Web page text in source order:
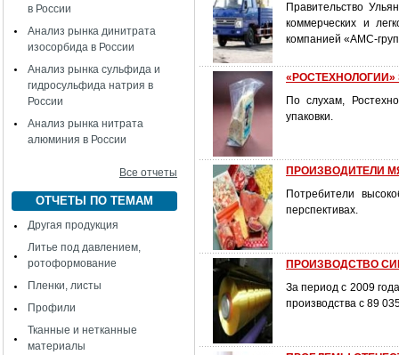
в России
Анализ рынка динитрата
изосорбида в России
Анализ рынка сульфида и
гидросульфида натрия в
России
Анализ рынка нитрата
алюминия в России
Все отчеты
ОТЧЕТЫ ПО ТЕМАМ
Другая продукция
Литье под давлением,
ротоформование
Пленки, листы
Профили
Тканные и нетканные
материалы
Правительство
коммерческих и
компанией «АМС-
По слухам,
упаковки.
ПРОИЗВОДИТЕЛИ
Потребители
перспективах.
ПРОИЗВОДСТВО
За период с 2009
производства с 89